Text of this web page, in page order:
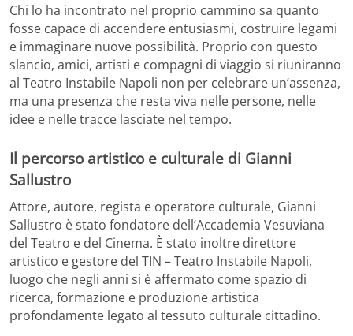
Chi lo ha incontrato nel proprio cammino sa quanto
fosse capace di accendere entusiasmi, costruire legami
e immaginare nuove possibilità. Proprio con questo
slancio, amici, artisti e compagni di viaggio si riuniranno
al Teatro Instabile Napoli non per celebrare un’assenza,
ma una presenza che resta viva nelle persone, nelle
idee e nelle tracce lasciate nel tempo.
Il percorso artistico e culturale di Gianni
Sallustro
Attore, autore, regista e operatore culturale, Gianni
Sallustro è stato fondatore dell’Accademia Vesuviana
del Teatro e del Cinema. È stato inoltre direttore
artistico e gestore del TIN – Teatro Instabile Napoli,
luogo che negli anni si è affermato come spazio di
ricerca, formazione e produzione artistica
profondamente legato al tessuto culturale cittadino.